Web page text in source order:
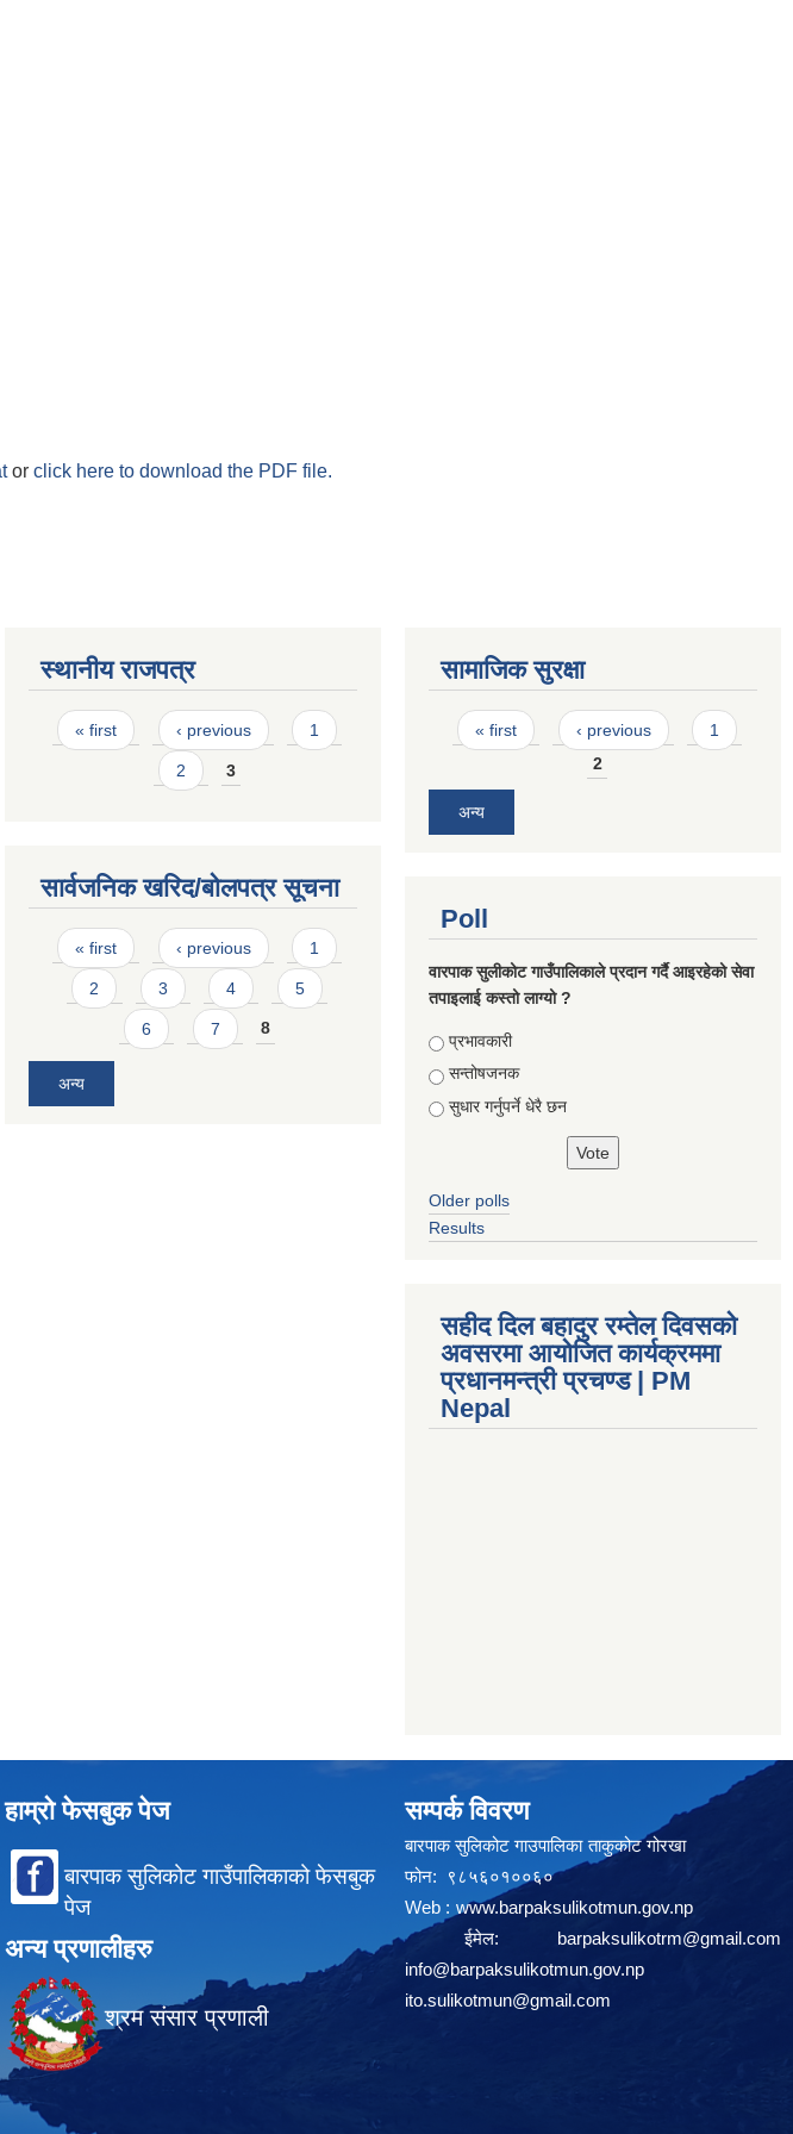
or click here to download the PDF file.
स्थानीय राजपत्र
Pages
« first ‹ previous 1
2 3
सार्वजनिक खरिद/बोलपत्र सूचना
Pages
« first ‹ previous 1
2 3 4 5
6 7 8
अन्य
सामाजिक सुरक्षा
Pages
« first ‹ previous
1
2
अन्य
Poll
वारपाक सुलीकोट गाउँपालिकाले प्रदान गर्दै आइरहेको सेवा
तपाइलाई कस्तो लाग्यो ?
Choices
प्रभावकारी
सन्तोषजनक
सुधार गर्नुपर्ने धेरै छन
Older polls
Results
सहीद दिल बहादुर रम्तेल दिवसको
अवसरमा आयोजित कार्यक्रममा
प्रधानमन्त्री प्रचण्ड | PM
Nepal
हाम्रो फेसबुक पेज
बारपाक सुलिकोट गाउँपालिकाको फेसबुक
पेज
अन्य प्रणालीहरु
श्रम संसार प्रणाली
सम्पर्क विवरण
बारपाक सुलिकोट गाउपालिका ताकुकोट गोरखा
फोन: ९८५६०१००६०
Web : www.barpaksulikotmun.gov.np
ईमेल: barpaksulikotrm@gmail.com
info@barpaksulikotmun.gov.np
ito.sulikotmun@gmail.com